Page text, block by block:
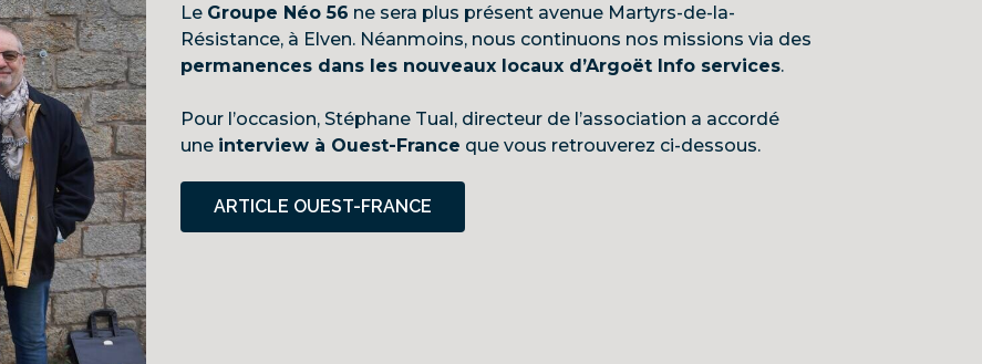
Le Groupe Néo 56 ne sera plus présent avenue Martyrs-de-la-
Résistance, à Elven. Néanmoins, nous continuons nos missions via des
permanences dans les nouveaux locaux d’Argoët Info services.
Pour l’occasion, Stéphane Tual, directeur de l’association a accordé
une interview à Ouest-France que vous retrouverez ci-dessous.
ARTICLE OUEST-FRANCE